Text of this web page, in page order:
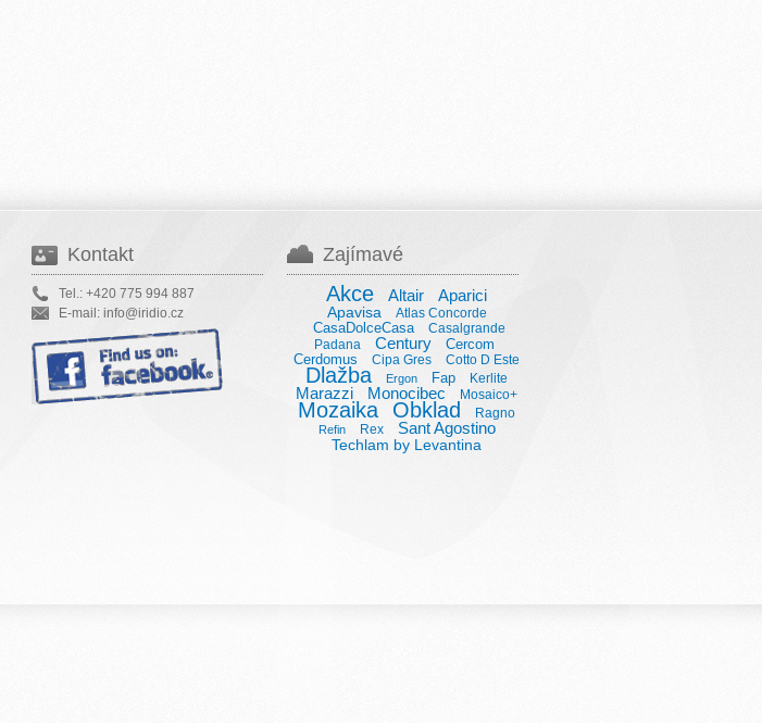
Kontakt
Tel.: +420 775 994 887
E-mail: info@iridio.cz
Zajímavé
Akce Altair Aparici
Apavisa Atlas Concorde
CasaDolceCasa
Casalgrande
Padana
Century
Cercom
Cerdomus
Cipa Gres Cotto D Este
Dlažba Ergon Fap Kerlite
Marazzi Monocibec Mosaico+
Mozaika Obklad Ragno
Refin Rex Sant Agostino
Techlam by Levantina